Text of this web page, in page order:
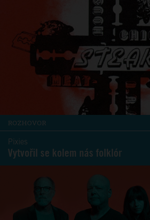
ROZHOVOR
Pixies
Vytvořil se kolem nás folklór